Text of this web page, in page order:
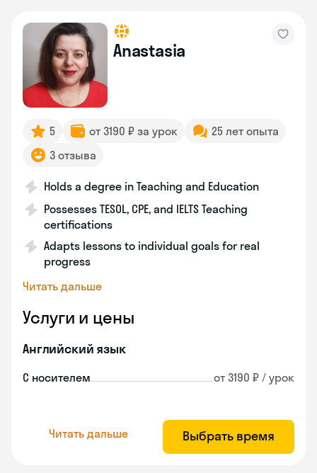
Anastasia
5 от 3190 ₽ за урок
25 лет опыта
3 отзыва
Holds a degree in Teaching and Education
Possesses TESOL, CPE, and IELTS Teaching
certifications
Adapts lessons to individual goals for real
progress
Читать дальше
Услуги и цены
Английский язык
С носителем от 3190 ₽ / урок
Читать дальше Выбрать время